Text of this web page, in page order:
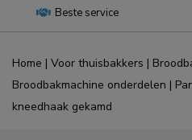
 Beste service
Home | Voor thuisbakkers |
Broodbakmachine onderdelen |
kneedhaak gekamd